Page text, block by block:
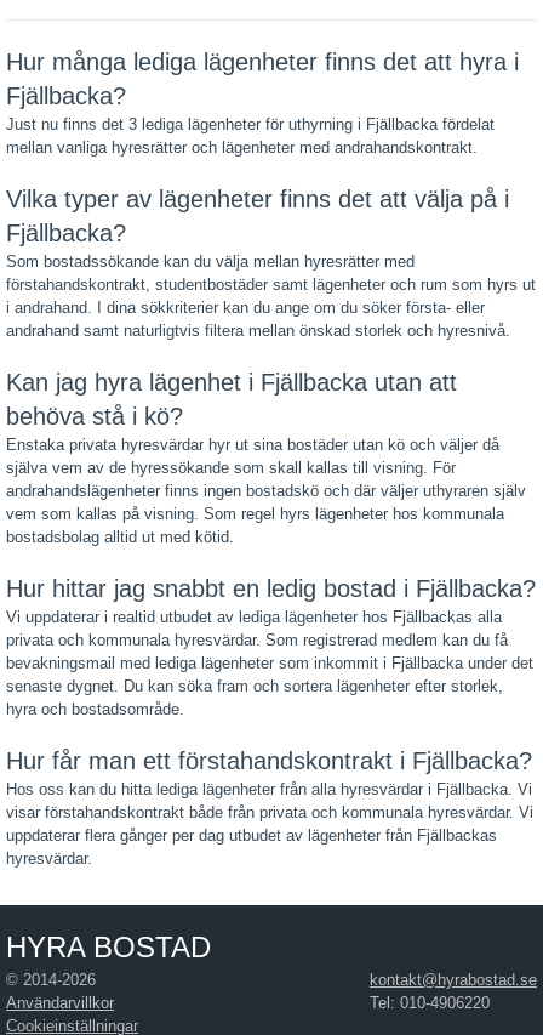
Hur många lediga lägenheter finns det att hyra i
Fjällbacka?
Just nu finns det 3 lediga lägenheter för uthyrning i Fjällbacka fördelat
mellan vanliga hyresrätter och lägenheter med andrahandskontrakt.
Vilka typer av lägenheter finns det att välja på i
Fjällbacka?
Som bostadssökande kan du välja mellan hyresrätter med
förstahandskontrakt, studentbostäder samt lägenheter och rum som hyrs ut
i andrahand. I dina sökkriterier kan du ange om du söker första- eller
andrahand samt naturligtvis filtera mellan önskad storlek och hyresnivå.
Kan jag hyra lägenhet i Fjällbacka utan att
behöva stå i kö?
Enstaka privata hyresvärdar hyr ut sina bostäder utan kö och väljer då
själva vem av de hyressökande som skall kallas till visning. För
andrahandslägenheter finns ingen bostadskö och där väljer uthyraren själv
vem som kallas på visning. Som regel hyrs lägenheter hos kommunala
bostadsbolag alltid ut med kötid.
Hur hittar jag snabbt en ledig bostad i Fjällbacka?
Vi uppdaterar i realtid utbudet av lediga lägenheter hos Fjällbackas alla
privata och kommunala hyresvärdar. Som registrerad medlem kan du få
bevakningsmail med lediga lägenheter som inkommit i Fjällbacka under det
senaste dygnet. Du kan söka fram och sortera lägenheter efter storlek,
hyra och bostadsområde.
Hur får man ett förstahandskontrakt i Fjällbacka?
Hos oss kan du hitta lediga lägenheter från alla hyresvärdar i Fjällbacka. Vi
visar förstahandskontrakt både från privata och kommunala hyresvärdar. Vi
uppdaterar flera gånger per dag utbudet av lägenheter från Fjällbackas
hyresvärdar.
HYRA BOSTAD
kontakt@hyrabostad.se
Tel: 010-4906220
© 2014-2026
Användarvillkor
Cookieinställningar